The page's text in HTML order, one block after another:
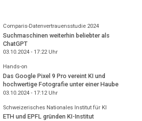
Comparis-Datenvertrauensstudie 2024
Suchmaschinen weiterhin beliebter als
ChatGPT
03.10.2024 - 17:22Uhr
Hands-on
Das Google Pixel 9 Pro vereint KI und
hochwertige Fotografie unter einer Haube
03.10.2024 - 17:12Uhr
Schweizerisches Nationales Institut für KI
ETH und EPFL gründen KI-Institut